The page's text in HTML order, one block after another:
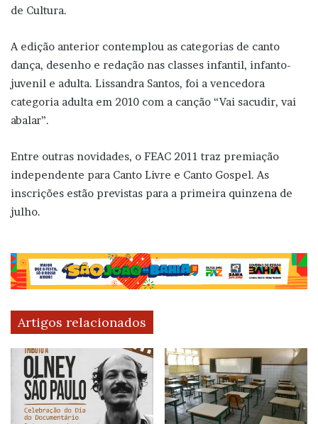
de Cultura.
A edição anterior contemplou as categorias de canto
dança, desenho e redação nas classes infantil, infanto-
juvenil e adulta. Lissandra Santos, foi a vencedora
categoria adulta em 2010 com a canção “Vai sacudir, vai
abalar”.
Entre outras novidades, o FEAC 2011 traz premiação
independente para Canto Livre e Canto Gospel. As
inscrições estão previstas para a primeira quinzena de
julho.
Artigos relacionados